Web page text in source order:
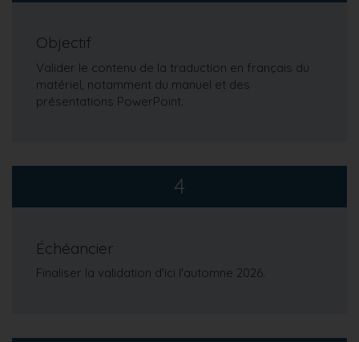
Objectif
Valider le contenu de la traduction en français du
matériel, notamment du manuel et des
présentations PowerPoint.
4
Échéancier
Finaliser la validation d'ici l'automne 2026.